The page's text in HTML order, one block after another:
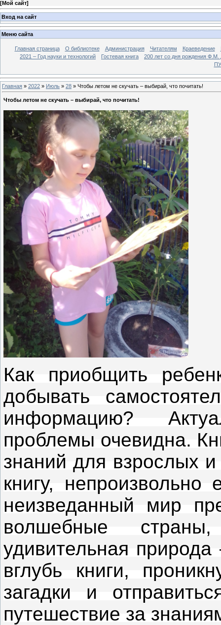
[Мой сайт]
Вход на сайт
Меню сайта
Главная страница О библиотеке Администрация Читателям Краеведение
2021 – Год науки и технологий
Гостевая книга
200 лет со дня рождения Ф.М.
Главная » 2022 » Июль » 28 » Чтобы летом не скучать – выбирай, что почитать!
Чтобы летом не скучать – выбирай, что почитать!
Как приобщить
добывать
информацию?
проблемы очевидна.
знаний для взрослых
книгу,
неизведанный мир
волшебные
удивительная
вглубь книги,
загадки и
путешествие за